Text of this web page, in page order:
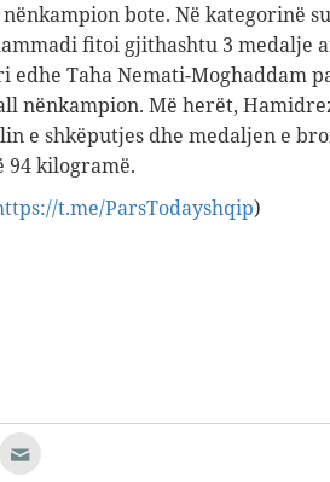
bote. Në kategorinë
fitoi gjithashtu 3 medalje
edhe Taha Nemati-Moghaddam
nënkampion. Më herët,
e shkëputjes dhe medaljen e
94 kilogramë.
t.me/ParsTodayshqip)